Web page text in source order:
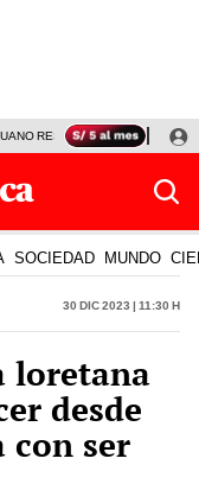
RESULTADOS HOY
SOCIEDAD MUNDO
30 Dic 2023 | 11:30 h
loretana
desde
con ser